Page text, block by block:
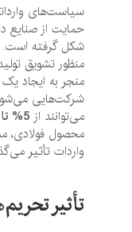
سیاست‌های وارداتی
حمایت از صنایع
شکل گرفته است.
منظور تشویق تولید
منجر به ایجاد یک
شرکت‌هایی می‌شود که
می‌توانند از5% تا 28 %
محصول فولادی،
واردات تأثیر می‌گذارد.
تأثیر تحریم‌ها